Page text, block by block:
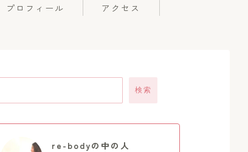
プロフィール アクセス
検索
re-bodyの中の人